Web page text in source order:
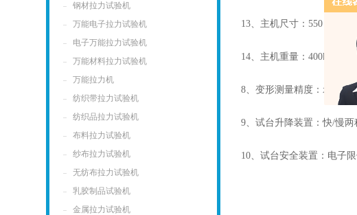
钢材拉力试验机
万能电子拉力试验机
电子万能拉力试验机
万能材料拉力试验机
万能拉力机
纺织带拉力试验机
纺织品拉力试验机
布料拉力试验机
纱布拉力试验机
无纺布拉力试验机
乳胶制品试验机
金属拉力试验机
13、主机尺寸：550＊680＊
14、主机重量：400kg；
8、变形测量精度：示值的
9、试台升降装置：快/慢两
10、试台安全装置：电子